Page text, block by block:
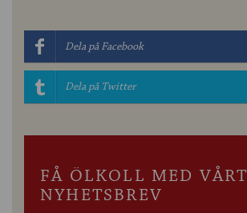
Dela på Facebook
Dela på Twitter
FÅ ÖLKOLL MED VÅRT
NYHETSBREV